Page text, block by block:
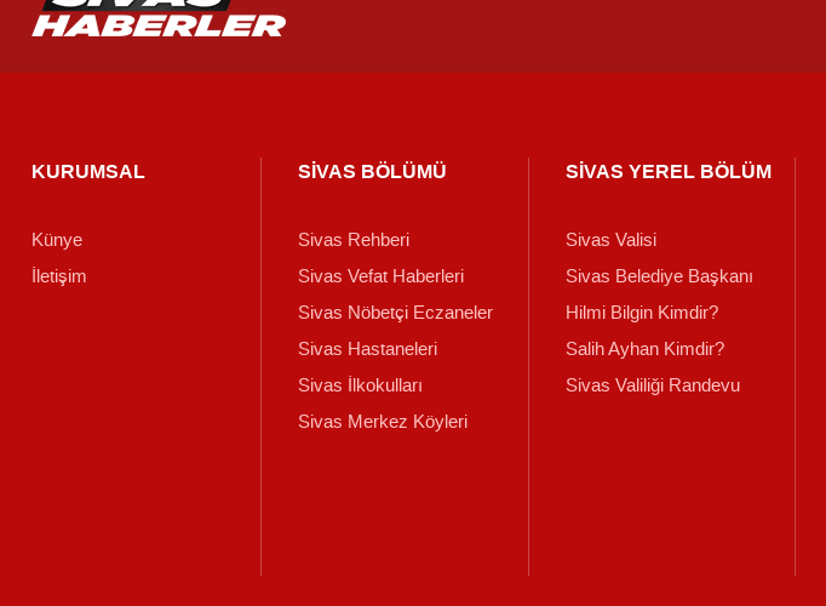
KURUMSAL
Künye
İletişim
SİVAS BÖLÜMÜ
Sivas Rehberi
Sivas Vefat Haberleri
Sivas Nöbetçi Eczaneler
Sivas Hastaneleri
Sivas İlkokulları
Sivas Merkez Köyleri
SİVAS YEREL BÖLÜM
Sivas Valisi
Sivas Belediye Başkanı
Hilmi Bilgin Kimdir?
Salih Ayhan Kimdir?
Sivas Valiliği Randevu